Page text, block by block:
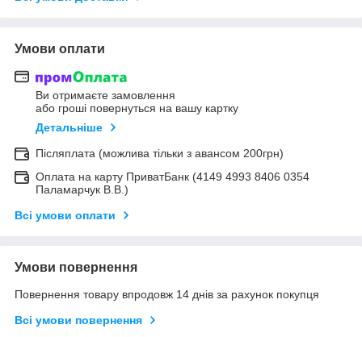
Умови оплати
Ви отримаєте замовлення
або гроші повернуться на вашу картку
Детальніше
Післяплата (можлива тільки з авансом 200грн)
Оплата на карту ПриватБанк (4149 4993 8406 0354
Паламарчук В.В.)
Всі умови оплати
Умови повернення
Повернення товару впродовж 14 днів за рахунок покупця
Всі умови повернення